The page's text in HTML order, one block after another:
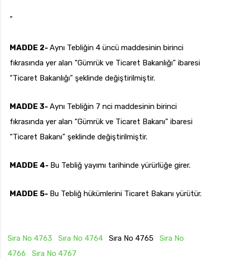
”
MADDE 2- Aynı Tebliğin 4 üncü maddesinin birinci
fıkrasında yer alan “Gümrük ve Ticaret Bakanlığı” ibaresi
“Ticaret Bakanlığı” şeklinde değiştirilmiştir.
MADDE 3- Aynı Tebliğin 7 nci maddesinin birinci
fıkrasında yer alan “Gümrük ve Ticaret Bakanı” ibaresi
“Ticaret Bakanı” şeklinde değiştirilmiştir.
MADDE 4- Bu Tebliğ yayımı tarihinde yürürlüğe girer.
MADDE 5- Bu Tebliğ hükümlerini Ticaret Bakanı yürütür.
Sıra No 4763 Sıra No 4764 Sıra No 4765 Sıra No
4766
Sıra No 4767